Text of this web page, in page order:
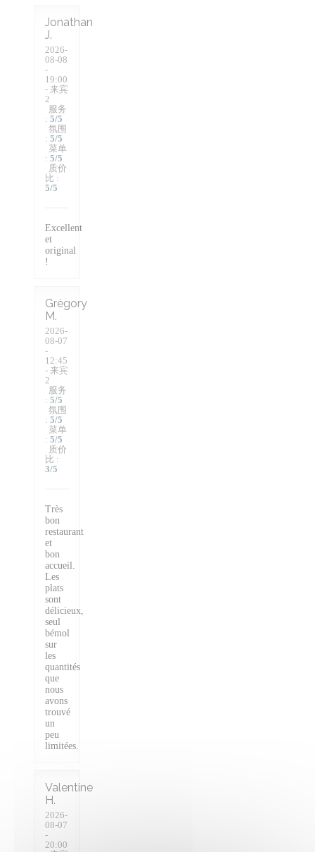
Jonathan
J
2026-
08-08
-
19:00
- 来宾
2
服务
: 5/5
氛围
: 5/5
菜单
: 5/5
质价
比 :
5/5
Excellent
et
original
!
Grégory
M
2026-
08-07
-
12:45
- 来宾
2
服务
: 5/5
氛围
: 5/5
菜单
: 5/5
质价
比 :
3/5
Très
bon
restaurant
et
bon
accueil.
Les
plats
sont
délicieux,
seul
bémol
sur
les
quantités
que
nous
avons
trouvé
un
peu
limitées.
Valentine
H
2026-
08-07
-
20:00